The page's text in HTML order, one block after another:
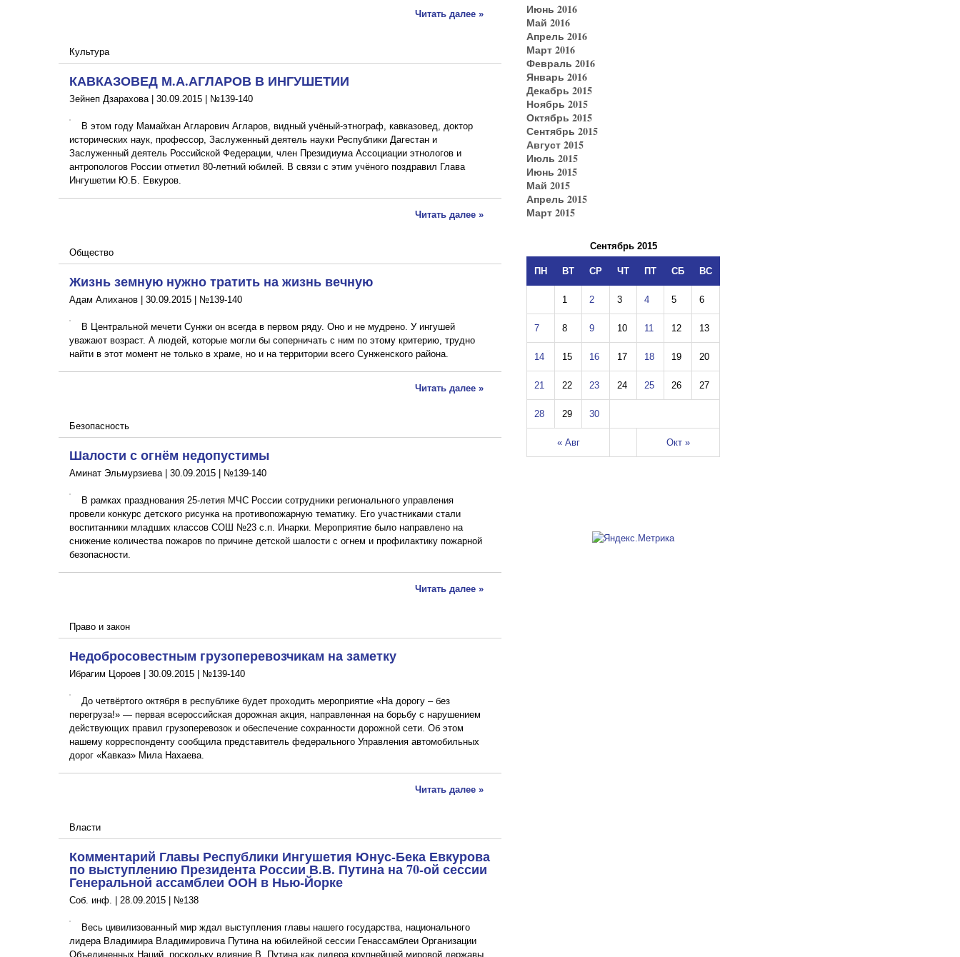
Читать далее »
Культура
КАВКАЗОВЕД М.А.АГЛАРОВ В ИНГУШЕТИИ
Зейнеп Дзарахова | 30.09.2015 №139-140
В этом году Мамайхан Агларович Агларов, видный учёный-этнограф, кавказовед, доктор
исторических наук, профессор, Заслуженный деятель науки Республики Дагестан и
Заслуженный деятель Российской Федерации, член Президиума Ассоциации этнологов и
антропологов России отметил 80-летний юбилей. В связи с этим учёного поздравил Глава
Ингушетии Ю.Б. Евкуров.
Читать далее »
Общество
Жизнь земную нужно тратить на жизнь вечную
Адам Алиханов | 30.09.2015 №139-140
В Центральной мечети Сунжи он всегда в первом ряду. Оно и не мудрено. У ингушей
уважают возраст. А людей, которые могли бы соперничать с ним по этому критерию, трудно
найти в этот момент не только в храме, но и на территории всего Сунженского района.
Читать далее »
Безопасность
Шалости с огнём недопустимы
Аминат Эльмурзиева | 30.09.2015 №139-140
В рамках празднования 25-летия МЧС России сотрудники регионального управления
провели конкурс детского рисунка на противопожарную тематику. Его участниками стали
воспитанники младших классов СОШ №23 с.п. Инарки. Мероприятие было направлено на
снижение количества пожаров по причине детской шалости с огнем и профилактику пожарной
безопасности.
Читать далее »
Право и закон
Недобросовестным грузоперевозчикам на заметку
Ибрагим Цороев | 30.09.2015 №139-140
До четвёртого октября в республике будет проходить мероприятие «На дорогу – без
перегруза!» — первая всероссийская дорожная акция, направленная на борьбу с нарушением
действующих правил грузоперевозок и обеспечение сохранности дорожной сети. Об этом
нашему корреспонденту сообщила представитель федерального Управления автомобильных
дорог «Кавказ» Мила Нахаева.
Читать далее »
Власти
Комментарий Главы Республики Ингушетия Юнус-Бека Евкурова
по выступлению Президента России В.В. Путина на 70-ой сессии
Генеральной ассамблеи ООН в Нью-Йорке
Соб. инф. | 28.09.2015 №138
Весь цивилизованный мир ждал выступления главы нашего государства, национального
лидера Владимира Владимировича Путина на юбилейной сессии Генассамблеи Организации
Объединенных Наций, поскольку влияние В. Путина как лидера крупнейшей мировой державы
Июнь 2016
Май 2016
Апрель 2016
Март 2016
Февраль 2016
Январь 2016
Декабрь 2015
Ноябрь 2015
Октябрь 2015
Сентябрь 2015
Август 2015
Июль 2015
Июнь 2015
Май 2015
Апрель 2015
Март 2015
Сентябрь 2015
ПН ВТ СР ЧТ ПТ СБ ВС
« Авг Окт »
1 2 3 4 5 6
7 8 9 10 11 12 13
14 15 16 17 18 19 20
21 22 23 24 25 26 27
28 29 30